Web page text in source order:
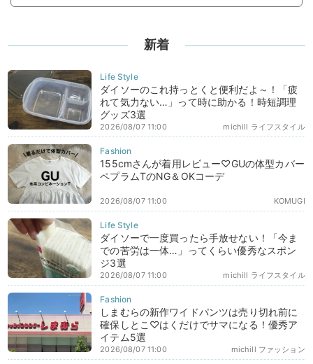
新着
ダイソーのこれ持っとくと便利だよ～！「疲
れて気力ない…」って時に助かる！時短調理
グッズ3選
michill ライフスタイル
2026/08/07 11:00
155cmさんが着用レビュー♡GUの体型カバー
ペプラムTのNG＆OKコーデ
KOMUGI
2026/08/07 11:00
ダイソーで一度買ったら手放せない！「今ま
での苦労は一体…」ってくらい優秀なスポン
ジ3選
michill ライフスタイル
2026/08/07 11:00
しまむらの新作ワイドパンツは売り切れ前に
確保しとこ♡はくだけでサマになる！優秀ア
イテム5選
michill ファッション
2026/08/07 11:00